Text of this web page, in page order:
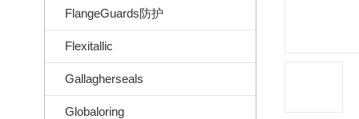
FlangeGuards防护
Flexitallic
Gallagherseals
Globaloring